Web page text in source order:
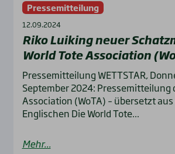
Pressemitteilung
12.09.2024
Riko Lui­king neu­er
World Tote Asso­cia­ti­on
Pressemitteilung WETTSTAR,
September 2024: Pressemitteilung
Association (WoTA) – übersetzt aus
Englischen Die World Tote...
Mehr...